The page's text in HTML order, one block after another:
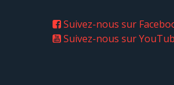
Suivez-nous sur
Suivez-nous sur